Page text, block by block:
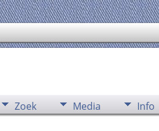
Zoek Media Info